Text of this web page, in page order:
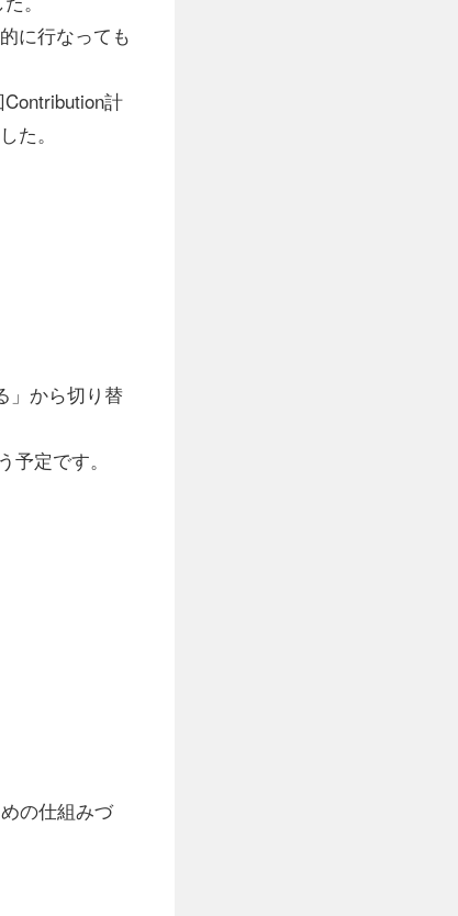
に行なっても
計
た。
」から切り替
定です。
の仕組みづ